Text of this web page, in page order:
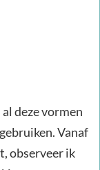
deze vormen
Vanaf
observeer ik